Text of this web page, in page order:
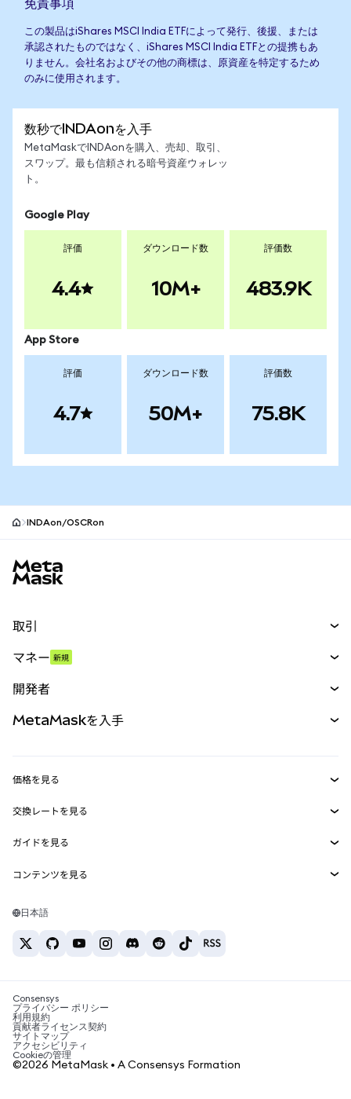
この製品はiShares MSCI India ETFによって発行、後援、または
承認されたものではなく、iShares MSCI India ETFとの提携もあ
りません。会社名およびその他の商標は、原資産を特定するため
のみに使用されます。
数秒でINDAonを入手
MetaMaskでINDAonを購入、売却、取引、
スワップ。最も信頼される暗号資産ウォレッ
ト。
Google Play
評価
4.4
ダウンロード数
10M+
評価数
483.9K
App Store
評価
4.7
ダウンロード数
50M+
評価数
75.8K
INDAon/OSCRon
取引
パーペチュアル
RWA
マネー 新規
開発者
MetaMask Connect
Snaps
Web3サービス
MetaMaskを入手
セキュリティ
サポート
キャリア
お問い合わせ
価格を見る
イーサリアムの価格
Solanaの価格
Tetherの価格
交換レートを見る
ETH→USD
USDT→INR
BTC→INR
ETH→USDT
ガイドを見る
ETHの購入
USDTの購入
SHIBの購入
BNBの購入
コンテンツを見る
Solanaウォレット
税制関連ニュース
暗号資産の購入方法は？
ビットコインを売るには？
日本語
Consensys
プライバシー ポリシー
利用規約
貢献者ライセンス契約
サイトマップ
アクセシビリティ
Cookieの管理
©2026 MetaMask • A Consensys Formation